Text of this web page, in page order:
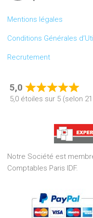
Mentions légales
Conditions Générales
Recrutement
5,0
Rated
of
5
5,0 étoiles sur 5 (selon
Notre Société est
Comptables Paris IDF.